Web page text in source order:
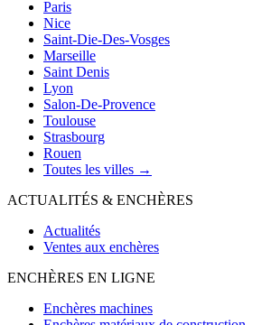
Paris
Nice
Saint-Die-Des-Vosges
Marseille
Saint Denis
Lyon
Salon-De-Provence
Toulouse
Strasbourg
Rouen
Toutes les villes →
ACTUALITÉS & ENCHÈRES
Actualités
Ventes aux enchères
ENCHÈRES EN LIGNE
Enchères machines